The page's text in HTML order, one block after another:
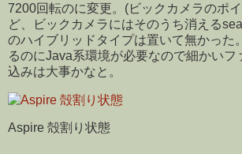
7200回転のに変更。(ビックカメラのポ
ど、ビックカメラにはそのうち消える
のハイブリッドタイプは置いて無かった
るのにJava系環境が必要なので細かいフ
込みは大事かなと。
Aspire 殻割り状態